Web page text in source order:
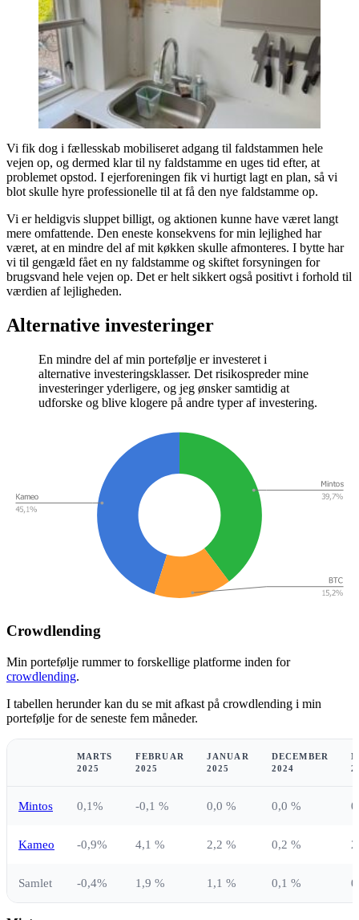
Vi fik dog i fællesskab mobiliseret adgang til faldstammen hele
vejen op, og dermed klar til ny faldstamme en uges tid efter, at
problemet opstod. I ejerforeningen fik vi hurtigt lagt en plan, så vi
blot skulle hyre professionelle til at få den nye faldstamme op.
Vi er heldigvis sluppet billigt, og aktionen kunne have været langt
mere omfattende. Den eneste konsekvens for min lejlighed har
været, at en mindre del af mit køkken skulle afmonteres. I bytte har
vi til gengæld fået en ny faldstamme og skiftet forsyningen for
brugsvand hele vejen op. Det er helt sikkert også positivt i forhold til
værdien af lejligheden.
Alternative investeringer
En mindre del af min portefølje er investeret i
alternative investeringsklasser. Det risikospreder mine
investeringer yderligere, og jeg ønsker samtidig at
udforske og blive klogere på andre typer af investering.
Crowdlending
Min portefølje rummer to forskellige platforme inden for
crowdlending.
I tabellen herunder kan du se mit afkast på crowdlending i min
portefølje for de seneste fem måneder.
MARTS
2025
FEBRUAR
2025
JANUAR
2025
DECEMBER
2024
Mintos 0,1% -0,1 % 0,0 % 0,0 %
Kameo -0,9% 4,1 % 2,2 % 0,2 %
Samlet -0,4% 1,9 % 1,1 % 0,1 %